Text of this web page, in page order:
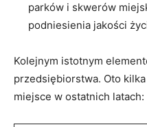
parków i skwerów
podniesienia jakości
Kolejnym istotnym
przedsiębiorstwa. Oto kilka
miejsce w ostatnich latach: